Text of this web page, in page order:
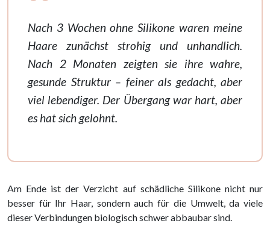
Nach 3 Wochen ohne Silikone waren meine
Haare zunächst strohig und unhandlich.
Nach 2 Monaten zeigten sie ihre wahre,
gesunde Struktur – feiner als gedacht, aber
viel lebendiger. Der Übergang war hart, aber
es hat sich gelohnt.
Am Ende ist der Verzicht auf schädliche Silikone nicht nur
besser für Ihr Haar, sondern auch für die Umwelt, da viele
dieser Verbindungen biologisch schwer abbaubar sind.